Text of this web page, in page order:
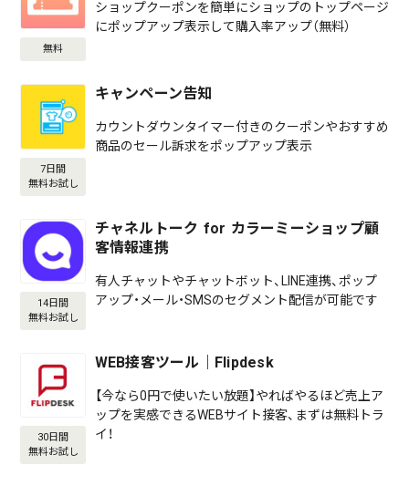
無料
ショップクーポンを簡単にショップのトップページ
にポップアップ表示して購入率アップ（無料）
7日間
無料お試し
キャンペーン告知
カウントダウンタイマー付きのクーポンやおすすめ
商品のセール訴求をポップアップ表示
14日間
無料お試し
チャネルトーク for カラーミーショップ顧
客情報連携
有人チャットやチャットボット、LINE連携、ポップ
アップ・メール・SMSのセグメント配信が可能です
30日間
無料お試し
WEB接客ツール｜Flipdesk
【今なら0円で使いたい放題】やればやるほど売上ア
ップを実感できるWEBサイト接客、まずは無料トラ
イ！